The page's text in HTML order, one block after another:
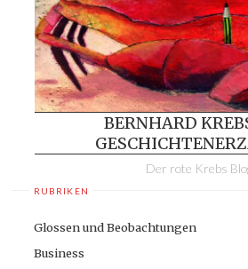
BERNHARD
Der rote Krebs
RUBRIKEN
Glossen und Beobachtungen
Business